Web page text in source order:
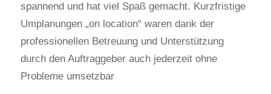
spannend und hat viel Spaß gemacht. Kurzfristige
Umplanungen „on location“ waren dank der
professionellen Betreuung und Unterstützung
durch den Auftraggeber auch jederzeit ohne
Probleme umsetzbar